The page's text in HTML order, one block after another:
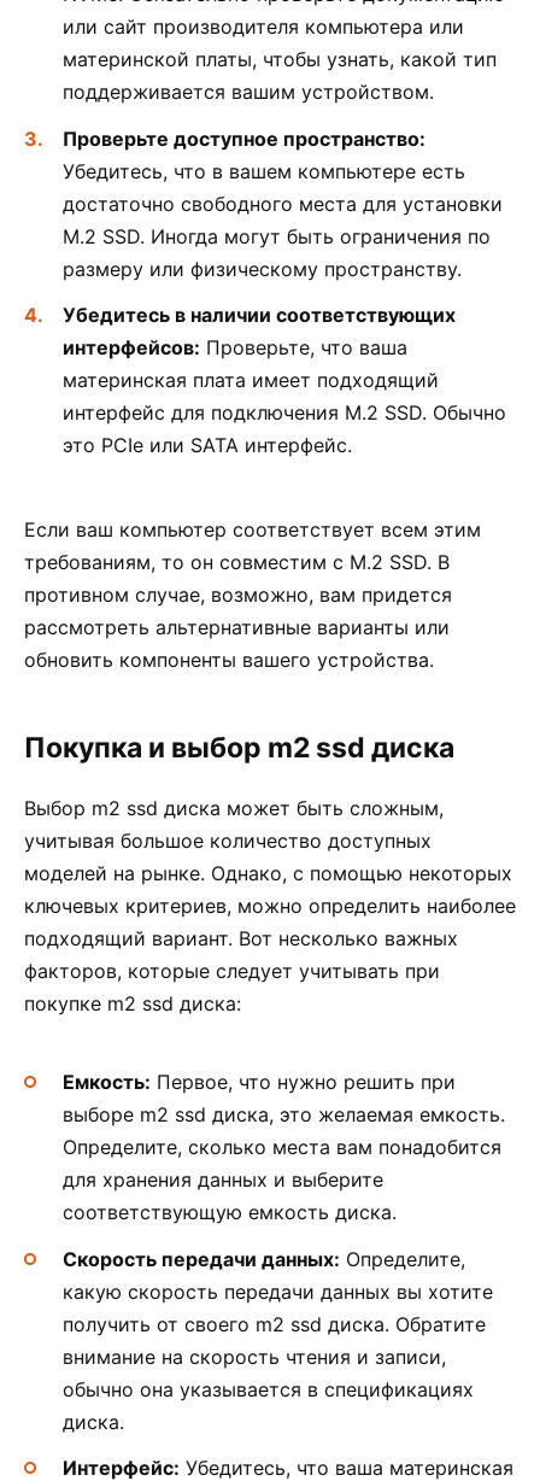
или сайт производителя компьютера или
материнской платы, чтобы узнать, какой тип
поддерживается вашим устройством.
Проверьте доступное пространство:
Убедитесь, что в вашем компьютере есть
достаточно свободного места для установки
M.2 SSD. Иногда могут быть ограничения по
размеру или физическому пространству.
Убедитесь в наличии соответствующих
интерфейсов: Проверьте, что ваша
материнская плата имеет подходящий
интерфейс для подключения M.2 SSD. Обычно
это PCIe или SATA интерфейс.
Если ваш компьютер соответствует всем этим
требованиям, то он совместим с M.2 SSD. В
противном случае, возможно, вам придется
рассмотреть альтернативные варианты или
обновить компоненты вашего устройства.
Покупка и выбор m2 ssd диска
Выбор m2 ssd диска может быть сложным,
учитывая большое количество доступных
моделей на рынке. Однако, с помощью некоторых
ключевых критериев, можно определить наиболее
подходящий вариант. Вот несколько важных
факторов, которые следует учитывать при
покупке m2 ssd диска:
Емкость: Первое, что нужно решить при
выборе m2 ssd диска, это желаемая емкость.
Определите, сколько места вам понадобится
для хранения данных и выберите
соответствующую емкость диска.
Скорость передачи данных: Определите,
какую скорость передачи данных вы хотите
получить от своего m2 ssd диска. Обратите
внимание на скорость чтения и записи,
обычно она указывается в спецификациях
диска.
Интерфейс: Убедитесь, что ваша материнская